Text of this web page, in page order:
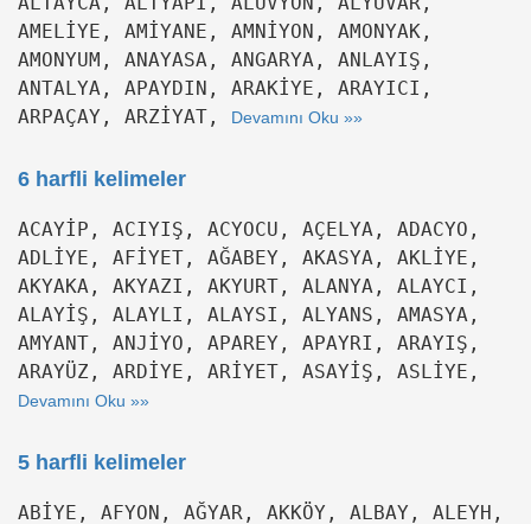
AMELİYE, AMİYANE, AMNİYON, AMONYAK,
AMONYUM, ANAYASA, ANGARYA, ANLAYIŞ,
ANTALYA, APAYDIN, ARAKİYE, ARAYICI,
ARPAÇAY, ARZİYAT,
Devamını Oku »»
6 harfli kelimeler
ACAYİP, ACIYIŞ, ACYOCU, AÇELYA, ADACYO,
ADLİYE, AFİYET, AĞABEY, AKASYA, AKLİYE,
AKYAKA, AKYAZI, AKYURT, ALANYA, ALAYCI,
ALAYİŞ, ALAYLI, ALAYSI, ALYANS, AMASYA,
AMYANT, ANJİYO, APAREY, APAYRI, ARAYIŞ,
ARAYÜZ, ARDİYE, ARİYET, ASAYİŞ, ASLİYE,
Devamını Oku »»
5 harfli kelimeler
ABİYE, AFYON, AĞYAR, AKKÖY, ALBAY, ALEYH,